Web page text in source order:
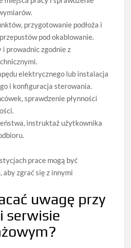
przygotowanie podłoża i
pod okablowanie.
prowadnic zgodnie z
elektrycznego lub instalacja
i konfiguracja sterowania.
sprawdzenie płynności
instruktaż użytkownika
prace mogą być
aby zgrać się z innymi
uwagę przy
serwisie